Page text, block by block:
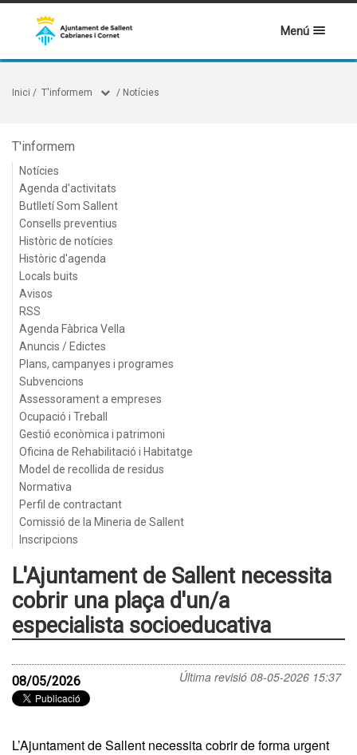
Menú
Inici / T'informem / Notícies
T'informem
Notícies
Agenda d'activitats
Butlletí Som Sallent
Consells preventius
Històric de notícies
Històric d'agenda
Locals buits
Avisos
RSS
Agenda Fàbrica Vella
Anuncis / Edictes
Plans, campanyes i programes
Subvencions
Assessorament a empreses
Ocupació i Treball
Gestió econòmica i patrimoni
Oficina de Rehabilitació i Habitatge
Model de recollida de residus
Normativa
Perfil de contractant
Comissió de la Mineria de Sallent
Inscripcions
L'Ajuntament de Sallent necessita
cobrir una plaça d'un/a
especialista socioeducativa
Última revisió 08-05-2026 15:37
08/05/2026
L’Ajuntament de Sallent necessita cobrir de forma urgent